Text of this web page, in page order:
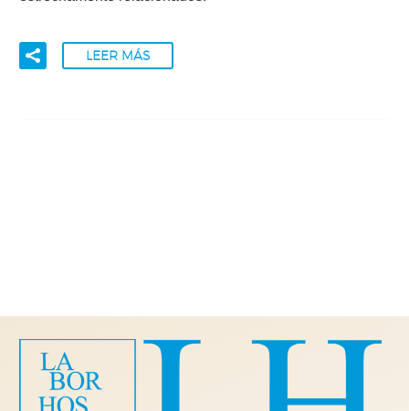
LEER MÁS